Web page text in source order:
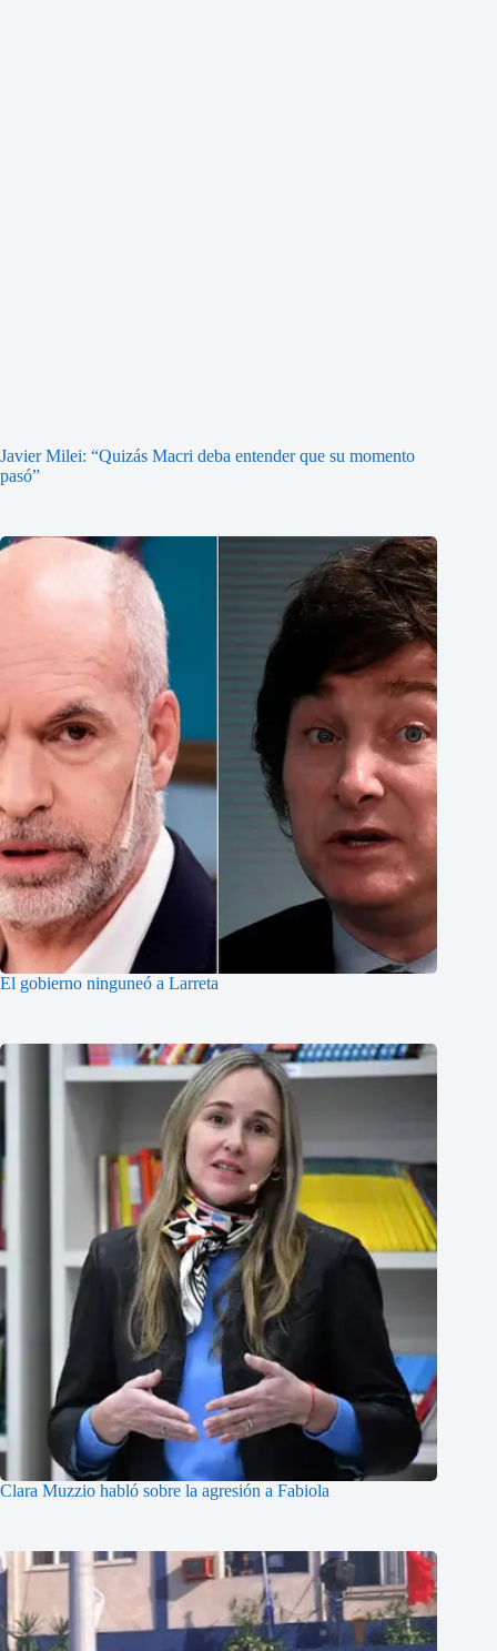
Javier Milei: “Quizás Macri deba entender que su momento
pasó”
El gobierno ninguneó a Larreta
Clara Muzzio habló sobre la agresión a Fabiola